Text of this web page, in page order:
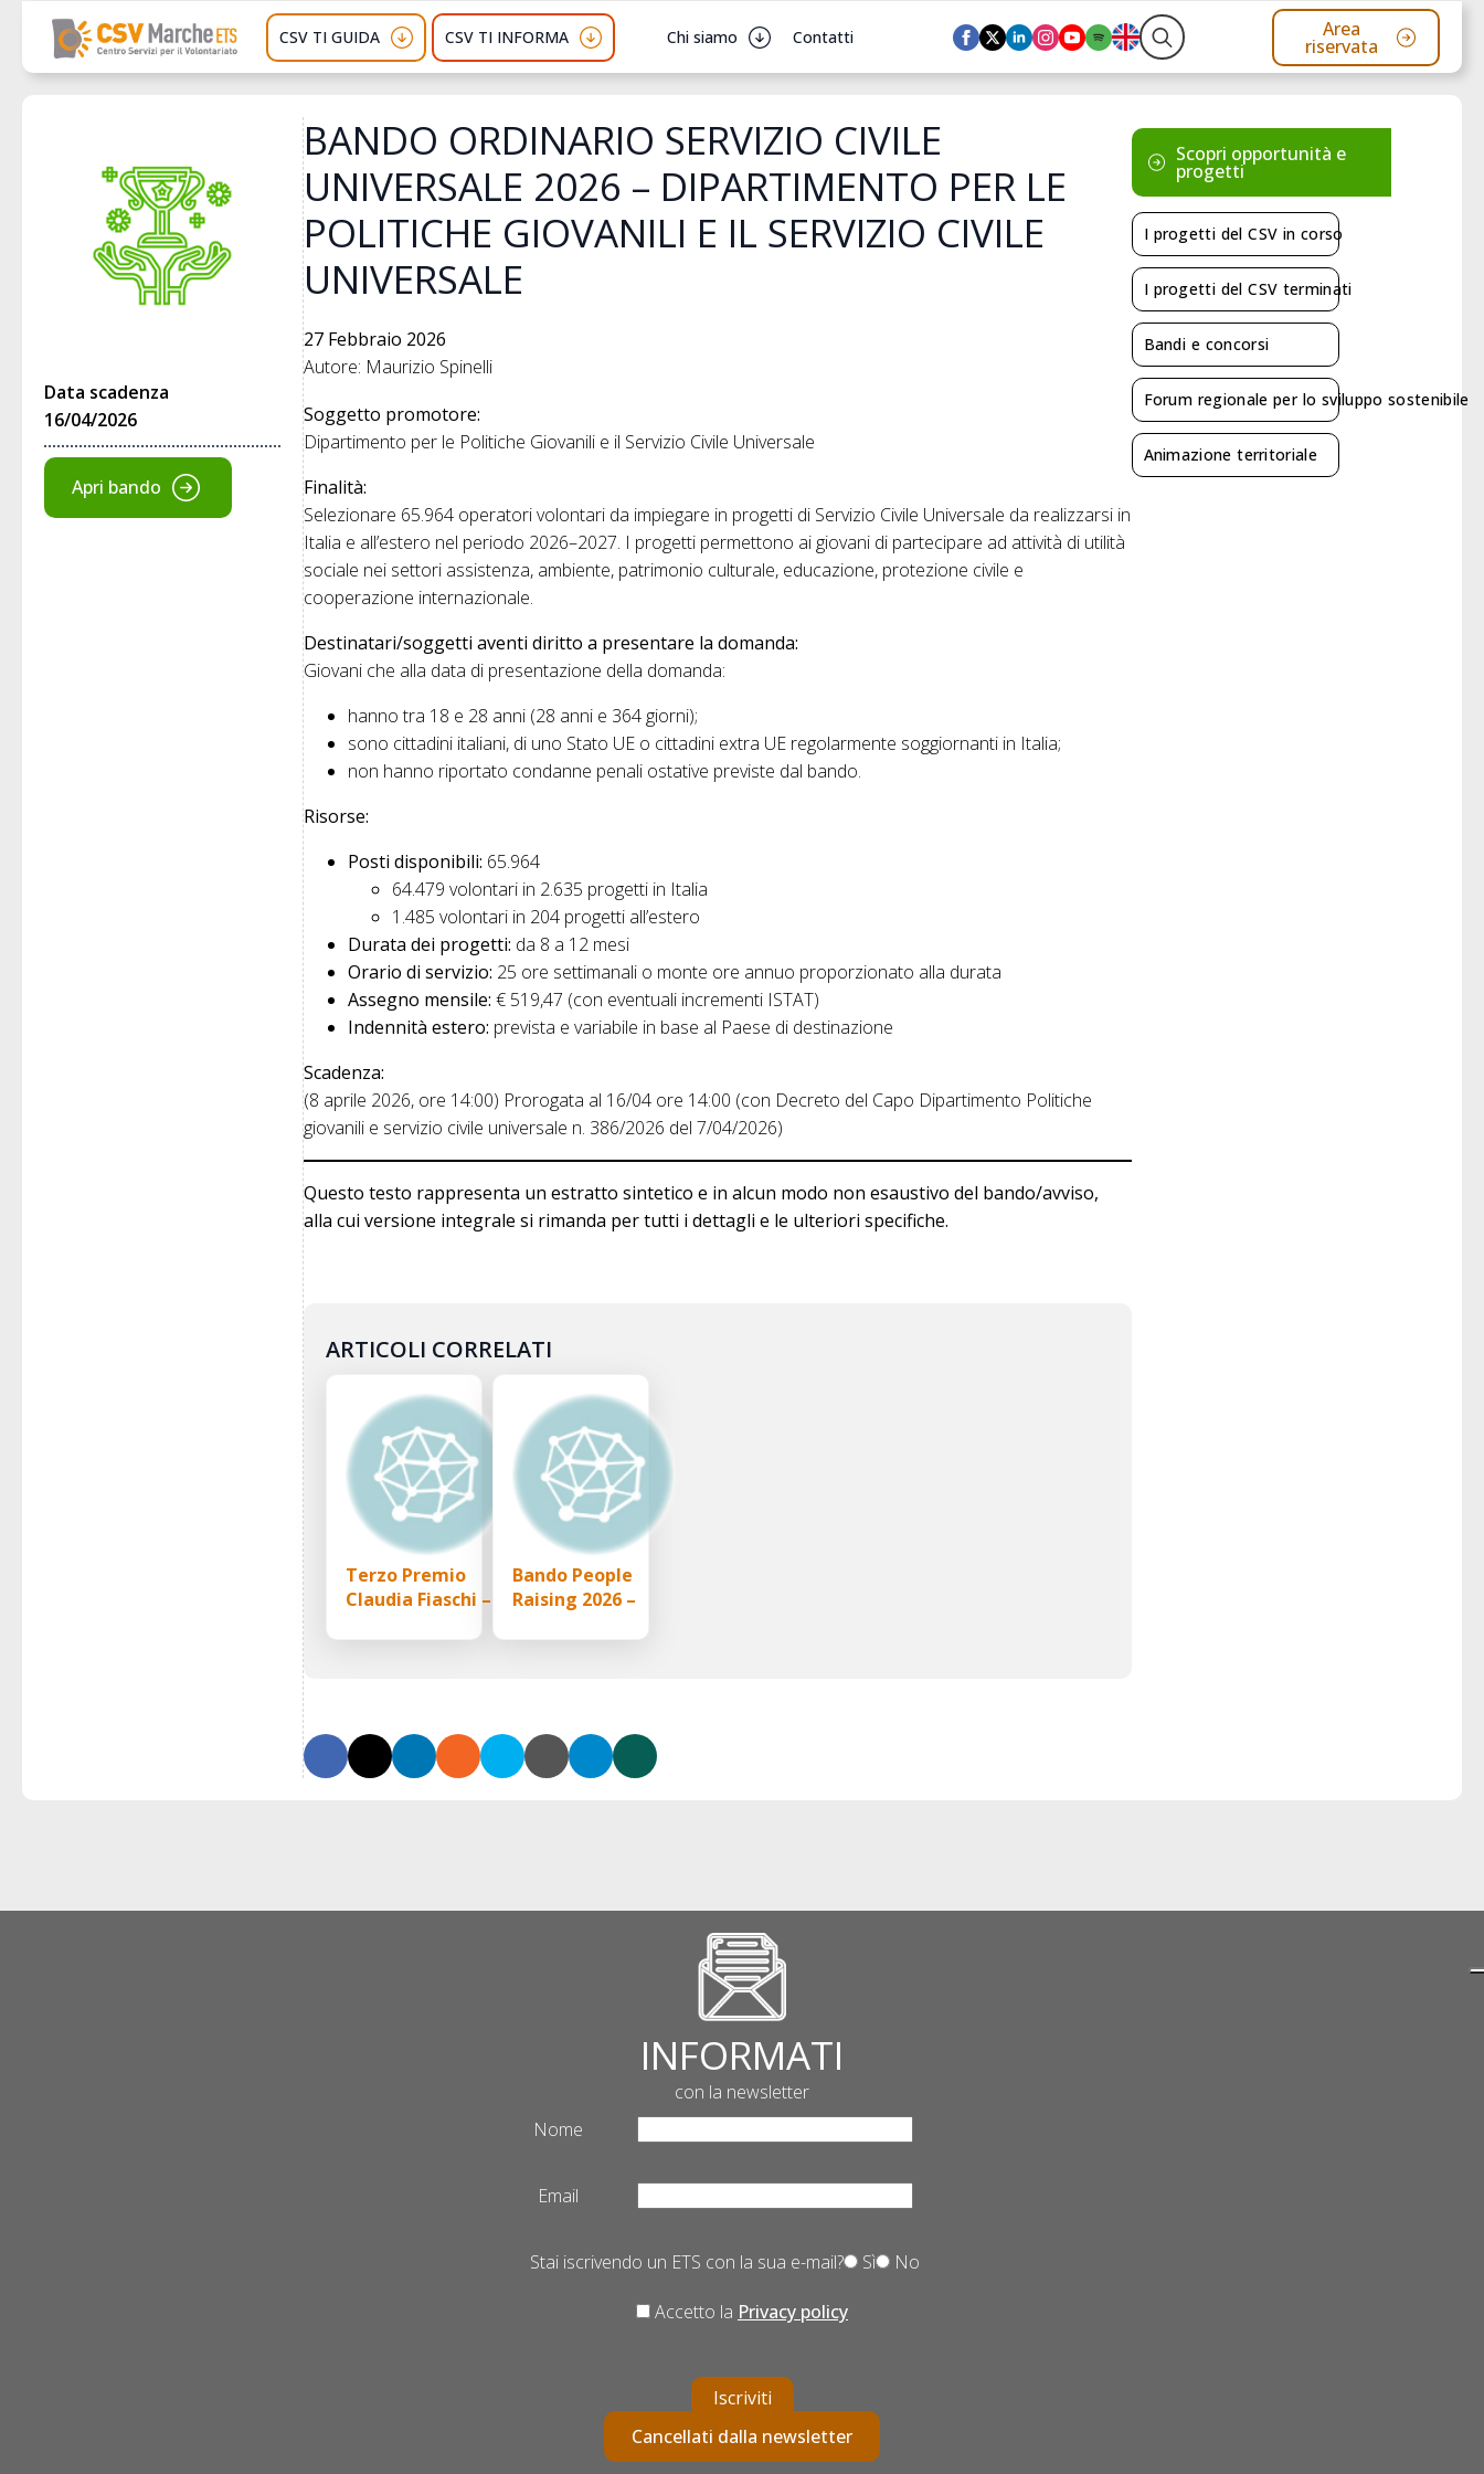
CSV TI GUIDA CSV TI INFORMA Chi siamo Contatti
Search
Area
riservata
Data scadenza
16/04/2026
Apri bando
BANDO ORDINARIO SERVIZIO CIVILE
UNIVERSALE 2026 – DIPARTIMENTO PER LE
POLITICHE GIOVANILI E IL SERVIZIO CIVILE
UNIVERSALE
27 Febbraio 2026
Autore: Maurizio Spinelli
Soggetto promotore:
Dipartimento per le Politiche Giovanili e il Servizio Civile Universale
Finalità:
Selezionare 65.964 operatori volontari da impiegare in progetti di Servizio Civile Universale da realizzarsi in
Italia e all’estero nel periodo 2026–2027. I progetti permettono ai giovani di partecipare ad attività di utilità
sociale nei settori assistenza, ambiente, patrimonio culturale, educazione, protezione civile e
cooperazione internazionale.
Destinatari/soggetti aventi diritto a presentare la domanda:
Giovani che alla data di presentazione della domanda:
hanno tra 18 e 28 anni (28 anni e 364 giorni);
sono cittadini italiani, di uno Stato UE o cittadini extra UE regolarmente soggiornanti in Italia;
non hanno riportato condanne penali ostative previste dal bando.
Risorse:
Posti disponibili: 65.964
64.479 volontari in 2.635 progetti in Italia
1.485 volontari in 204 progetti all’estero
Durata dei progetti: da 8 a 12 mesi
Orario di servizio: 25 ore settimanali o monte ore annuo proporzionato alla durata
Assegno mensile: € 519,47 (con eventuali incrementi ISTAT)
Indennità estero: prevista e variabile in base al Paese di destinazione
Scadenza:
(8 aprile 2026, ore 14:00) Prorogata al 16/04 ore 14:00 (con Decreto del Capo Dipartimento Politiche
giovanili e servizio civile universale n. 386/2026 del 7/04/2026)
Questo testo rappresenta un estratto sintetico e in alcun modo non esaustivo del bando/avviso,
alla cui versione integrale si rimanda per tutti i dettagli e le ulteriori specifiche.
ARTICOLI CORRELATI
Terzo Premio
Claudia Fiaschi –
Bando People
Raising 2026 –
Scopri opportunità e
progetti
I progetti del CSV in corso
I progetti del CSV terminati
Bandi e concorsi
Forum regionale per lo sviluppo sostenibile
Animazione territoriale
INFORMATI
con la newsletter
Nome
Email
Stai iscrivendo un ETS con la sua e-mail? Sì No
Accetto la Privacy policy
Iscriviti
Cancellati dalla newsletter